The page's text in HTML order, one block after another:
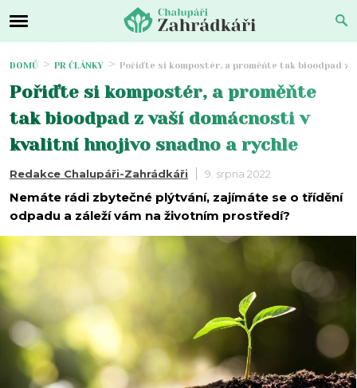
DOMŮ PR ČLÁNKY Pořiďte si kompostér, a proměňte tak bioodpad z
Pořiďte si kompostér, a proměňte
tak bioodpad z vaší domácnosti v
kvalitní hnojivo snadno a rychle
Redakce Chalupáři-Zahrádkáři 9. srpna 2022
Nemáte rádi zbytečné plýtvání, zajímáte se o třídění
odpadu a záleží vám na životním prostředí?